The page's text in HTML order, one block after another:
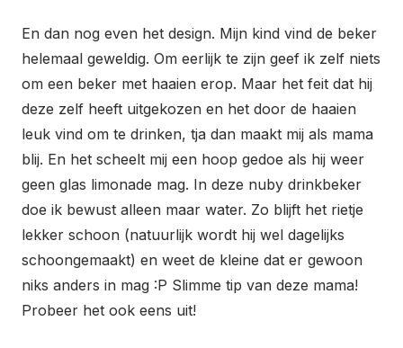
En dan nog even het design. Mijn kind vind de beker
helemaal geweldig. Om eerlijk te zijn geef ik zelf niets
om een beker met haaien erop. Maar het feit dat hij
deze zelf heeft uitgekozen en het door de haaien
leuk vind om te drinken, tja dan maakt mij als mama
blij. En het scheelt mij een hoop gedoe als hij weer
geen glas limonade mag. In deze nuby drinkbeker
doe ik bewust alleen maar water. Zo blijft het rietje
lekker schoon (natuurlijk wordt hij wel dagelijks
schoongemaakt) en weet de kleine dat er gewoon
niks anders in mag :P Slimme tip van deze mama!
Probeer het ook eens uit!